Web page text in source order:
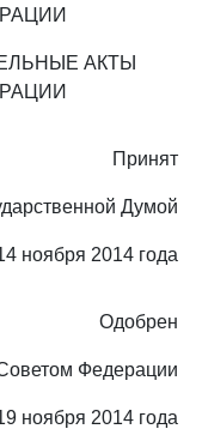
АКТЫ
Принят
Думой
ноября 2014 года
Одобрен
Федерации
ноября 2014 года